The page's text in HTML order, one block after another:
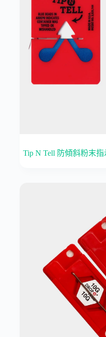
Tip N Tell 防傾斜粉末